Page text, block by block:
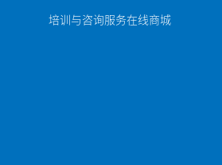
培训与咨询服务在线商城